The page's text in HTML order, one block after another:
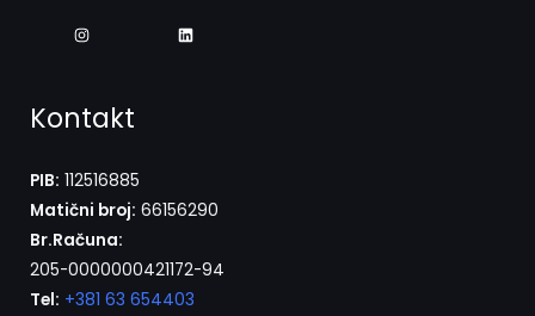
Kontakt
PIB: 112516885
Matični broj: 66156290
Br.Računa:
205-0000000421172-94
Tel: +381 63 654403